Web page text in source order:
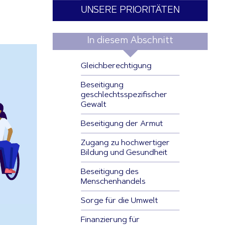
UNSERE PRIORITÄTEN
In diesem Abschnitt
Gleichberechtigung
Beseitigung
geschlechtsspezifischer
Gewalt
Beseitigung der Armut
Zugang zu hochwertiger
Bildung und Gesundheit
Beseitigung des
Menschenhandels
Sorge für die Umwelt
Finanzierung für